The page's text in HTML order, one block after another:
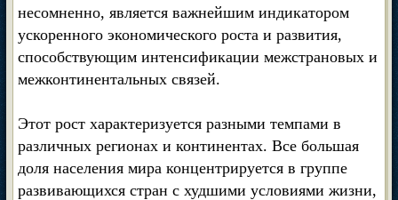
несомненно, является важнейшим индикатором
ускоренного экономического роста и развития,
способствующим интенсификации межстрановых и
межконтинентальных связей.
Этот рост характеризуется разными темпами в
различных регионах и континентах. Все большая
доля населения мира концентрируется в группе
развивающихся стран с худшими условиями жизни,